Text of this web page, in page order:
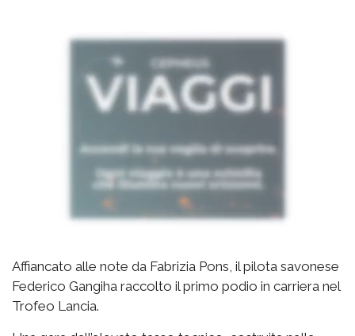
Affiancato alle note da Fabrizia Pons, il pilota savonese
Federico Gangiha raccolto il primo podio in carriera nel
Trofeo Lancia.